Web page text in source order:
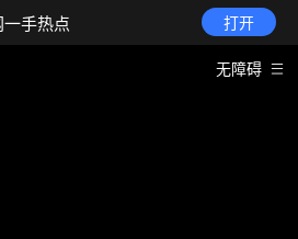
一手热点 打开
无障碍